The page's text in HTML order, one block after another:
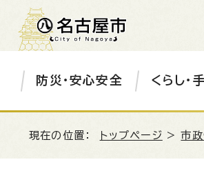
防災・安心安全 くらし・
現在の位置： トップページ >市